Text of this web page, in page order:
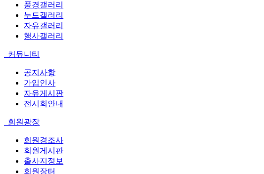
풍경갤러리
누드갤러리
자유갤러리
행사갤러리
커뮤니티
공지사항
가입인사
자유게시판
전시회안내
회원광장
회원경조사
회원게시판
출사지정보
회원장터